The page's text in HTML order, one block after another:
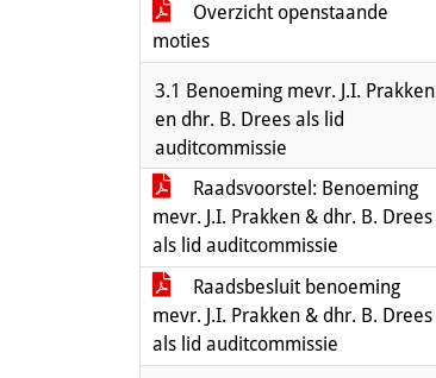
Overzicht openstaande
moties
3.1 Benoeming mevr. J.I. Prakken
en dhr. B. Drees als lid
auditcommissie
Raadsvoorstel: Benoeming
mevr. J.I. Prakken & dhr. B. Drees
als lid auditcommissie
Raadsbesluit benoeming
mevr. J.I. Prakken & dhr. B. Drees
als lid auditcommissie